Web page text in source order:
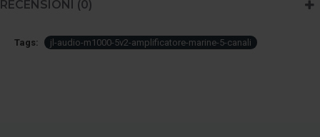
RECENSIONI (0)
Tags: jl-audio-m1000-5v2-amplificatore-marine-5-canali